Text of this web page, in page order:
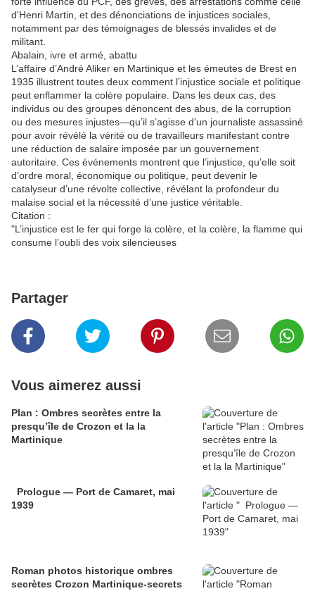
d'Henri Martin, et des dénonciations de injustices sociales,
notamment par des témoignages de blessés invalides et de
militant.
Abalain, ivre et armé, abattu
L’affaire d’André Aliker en Martinique et les émeutes de Brest en
1935 illustrent toutes deux comment l’injustice sociale et politique
peut enflammer la colère populaire. Dans les deux cas, des
individus ou des groupes dénoncent des abus, de la corruption
ou des mesures injustes—qu’il s’agisse d’un journaliste assassiné
pour avoir révélé la vérité ou de travailleurs manifestant contre
une réduction de salaire imposée par un gouvernement
autoritaire. Ces événements montrent que l’injustice, qu’elle soit
d’ordre moral, économique ou politique, peut devenir le
catalyseur d’une révolte collective, révélant la profondeur du
malaise social et la nécessité d’une justice véritable.
Citation :
"L’injustice est le fer qui forge la colère, et la colère, la flamme qui
consume l’oubli des voix silencieuses
Partager
Vous aimerez aussi
Plan : Ombres secrètes entre la
presqu’île de Crozon et la la
Martinique
Prologue — Port de Camaret, mai
1939
Roman photos historique ombres
secrètes Crozon Martinique-secrets